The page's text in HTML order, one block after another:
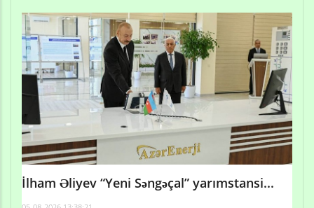
İlham Əliyev “Yeni Səngəçal” yarımstansi...